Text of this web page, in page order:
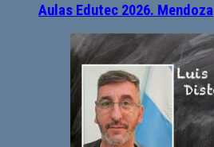
Aulas Edutec 2026. Mendoza